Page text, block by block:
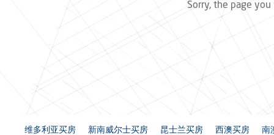
Sorry, the page
维多利亚买房 新南威尔士买房 昆士兰买房 西澳买房 南